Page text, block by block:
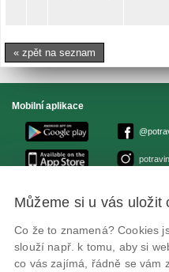
« zpět na seznam
Mobilní aplikace
© Státní zemědělská a
ID datové schránky: avraiqg
IČO: 75014149, DIČ: CZ75014149
Zásady ochrany soukromí
Můžeme si u vás uložit
Co že to znamená? Cookies
slouží např. k tomu, aby si
co vás zajímá, řádně se vám